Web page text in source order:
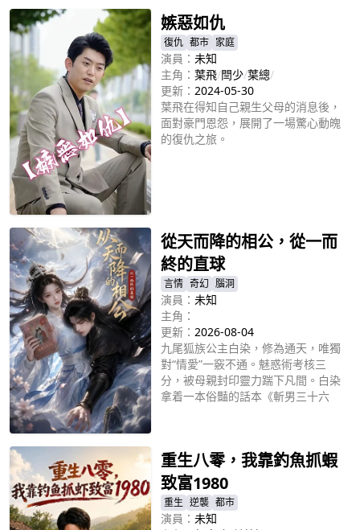
嫉惡如仇
復仇 都市 家庭
演員： 未知
主角： 葉飛/閆少/葉總/
更新： 2024-05-30
葉飛在得知自己親生父母的消息後，
面對豪門恩怨，展開了一場驚心動魄
的復仇之旅。
從天而降的相公，從一而
終的直球
言情 奇幻 腦洞
演員： 未知
主角：
更新： 2026-08-04
九尾狐族公主白染，修為通天，唯獨
對“情愛”一竅不通。魅惑術考核三
分，被母親封印靈力踹下凡間。白染
拿着一本俗豔的話本《斬男三十六
主墨淵，也被丟下凡間。白染被從天
而降，昏迷不醒的魔族少主墨淵砸了
個正着。從此，墨淵被動成為了白染
的實驗對象。白染這個一心按書操作
的直球公主卻意外收穫了墨淵的真
重生八零，我靠釣魚抓蝦
致富1980
重生 逆襲 都市
演員： 未知